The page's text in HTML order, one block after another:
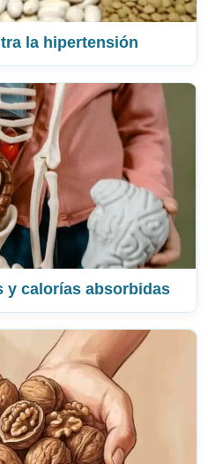
la hipertensión
y calorías absorbidas